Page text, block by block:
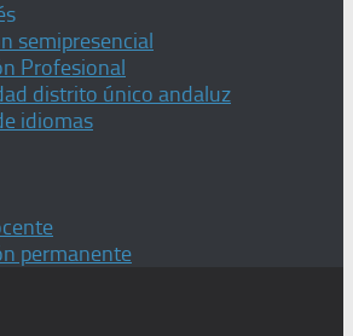
semipresencial
Profesional
distrito único andaluz
idiomas
permanente